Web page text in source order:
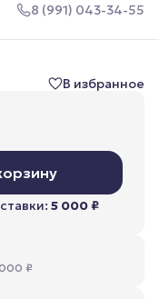
8 (991) 043-34-55
В избранное
5 000 ₽
₽